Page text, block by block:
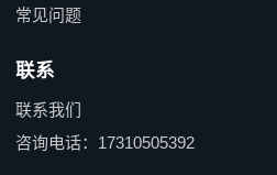
常见问题
联系
联系我们
咨询电话：17310505392